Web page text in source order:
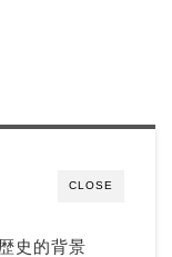
CLOSE
史的背景